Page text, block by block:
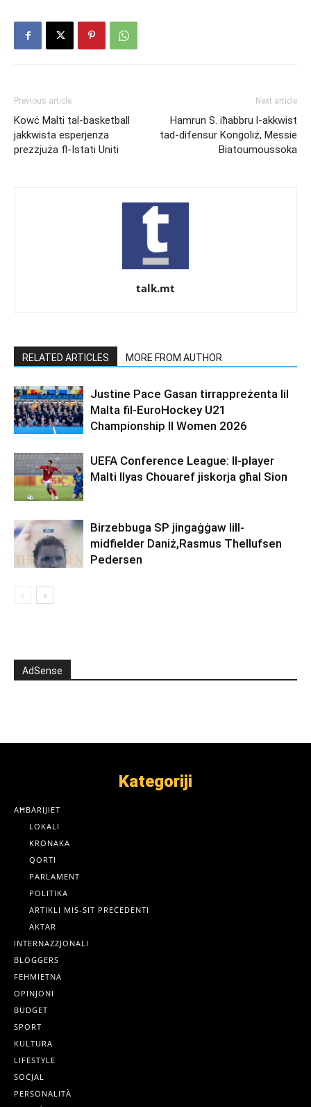
Previous article
Kowċ Malti tal-basketball
jakkwista esperjenza
prezzjuża fl-Istati Uniti
Next article
Hamrun S. iħabbru l-akkwist
tad-difensur Kongoliż, Messie
Biatoumoussoka
talk.mt
RELATED ARTICLES MORE FROM AUTHOR
Justine Pace Gasan tirrappreżenta lil
Malta fil-EuroHockey U21
Championship II Women 2026
UEFA Conference League: Il-player
Malti Ilyas Chouaref jiskorja għal Sion
Birzebbuga SP jingaġġaw lill-
midfielder Daniż,Rasmus Thellufsen
Pedersen
AdSense
Kategoriji
AĦBARIJIET
LOKALI
KRONAKA
QORTI
PARLAMENT
POLITIKA
ARTIKLI MIS-SIT PREĊEDENTI
AKTAR
INTERNAZZJONALI
BLOGGERS
FEHMIETNA
OPINJONI
BUDGET
SPORT
KULTURA
LIFESTYLE
SOĊJAL
PERSONALITÀ